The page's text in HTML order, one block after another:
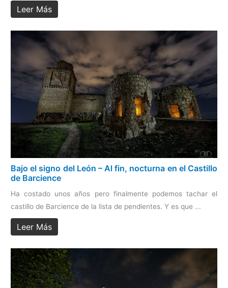
Leer Más
Bajo el signo del León – Al fin, nocturna en el Castillo
de Barcience
Ha costado unos años pero finalmente podemos tachar el
castillo de Barcience de la lista de pendientes. Y es que ...
Leer Más